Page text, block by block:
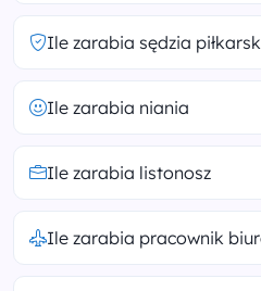
Ile zarabia sędzia
Ile zarabia niania
Ile zarabia listonosz
Ile zarabia pracownik